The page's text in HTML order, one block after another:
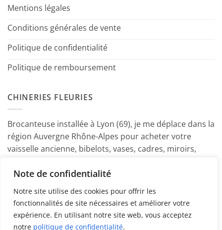
Note de confidentialité
Notre site utilise des cookies pour offrir les
fonctionnalités de site nécessaires et améliorer votre
expérience. En utilisant notre site web, vous acceptez
notre politique de confidentialité.
Mentions légales
Conditions générales de vente
Politique de confidentialité
Politique de remboursement
CHINERIES FLEURIES
Brocanteuse installée à Lyon (69), je me déplace dans la
région Auvergne Rhône-Alpes pour acheter votre
vaisselle ancienne, bibelots, vases, cadres, miroirs,
Marine